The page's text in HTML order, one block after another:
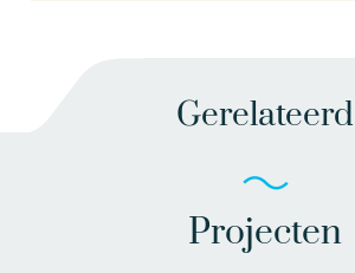
Gerelateerd
Projecten